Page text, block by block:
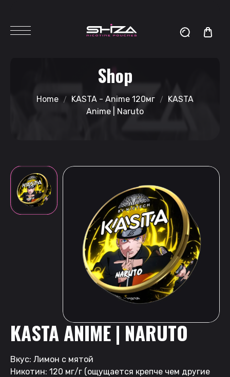
Shop
Home KASTA - Anime 120мг
KASTA
Anime | Naruto
KASTA ANIME | NARUTO
Вкус: Лимон с мятой
Никотин: 120 мг/г (ощущается крепче чем другие